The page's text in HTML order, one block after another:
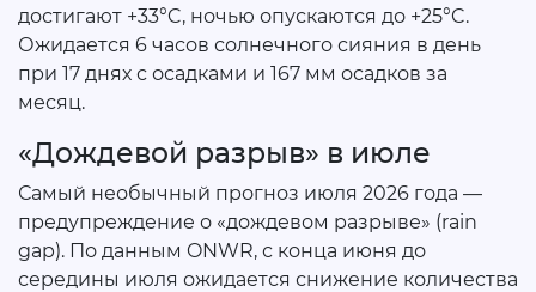
достигают +33°C, ночью опускаются до +25°C.
Ожидается 6 часов солнечного сияния в день
при 17 днях с осадками и 167 мм осадков за
месяц.
«Дождевой разрыв» в июле
Самый необычный прогноз июля 2026 года —
предупреждение о «дождевом разрыве» (rain
gap). По данным ONWR, с конца июня до
середины июля ожидается снижение количества